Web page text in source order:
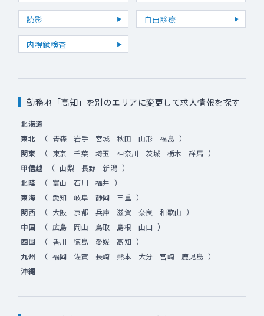
読影 自由診療
内視鏡検査
勤務地「高知」を別のエリアに変更して求人情報を探す
北海道
東北
（ 青森 岩手 宮城 秋田 山形 福島 ）
関東 （ 東京 千葉 埼玉 神奈川 茨城 栃木 群馬 ）
甲信越 （ 山梨 長野 新潟 ）
北陸 （ 富山 石川 福井 ）
東海 （ 愛知 岐阜 静岡 三重 ）
関西 （ 大阪 京都 兵庫 滋賀 奈良 和歌山 ）
中国 （ 広島 岡山 鳥取 島根 山口 ）
四国 （ 香川 徳島 愛媛 高知 ）
九州 （ 福岡 佐賀 長崎 熊本 大分 宮崎 鹿児島 ）
沖縄